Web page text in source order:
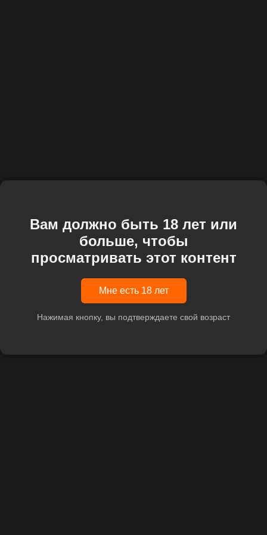
Вам должно быть 18 лет или
больше, чтобы
просматривать этот контент
Мне есть 18 лет
Нажимая кнопку, вы подтверждаете свой возраст